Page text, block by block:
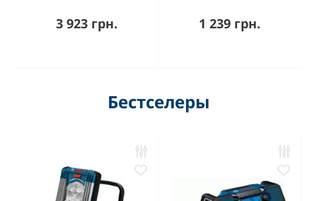
3 923 грн. 1 239 грн.
Бестселеры